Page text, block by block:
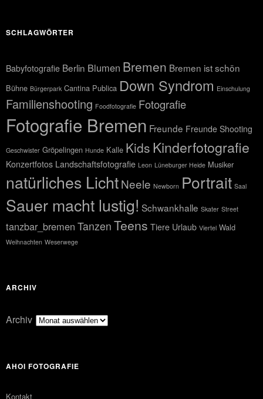
SCHLAGWÖRTER
Babyfotografie Berlin Blumen Bremen Bremen ist schön
Bühne Bürgerpark Cantina Publica Down Syndrom Einschulung
Familienshooting Foodfotografie Fotografie
Fotografie Bremen Freunde Freunde Shooting
Geschwister Gröpelingen Hunde Kalle Kids Kinderfotografie
Konzertfotos Landschaftsfotografie Leon Lüneburger Heide Musiker
natürliches LichtNeele Newborn Portrait Saal
Sauer macht lustig! Schwankhalle Skater Street
tanzbar_bremen Tanzen Teens Tiere Urlaub Viertel Wald
Weihnachten Weserwege
ARCHIV
Archiv
AHOI FOTOGRAFIE
Kontakt